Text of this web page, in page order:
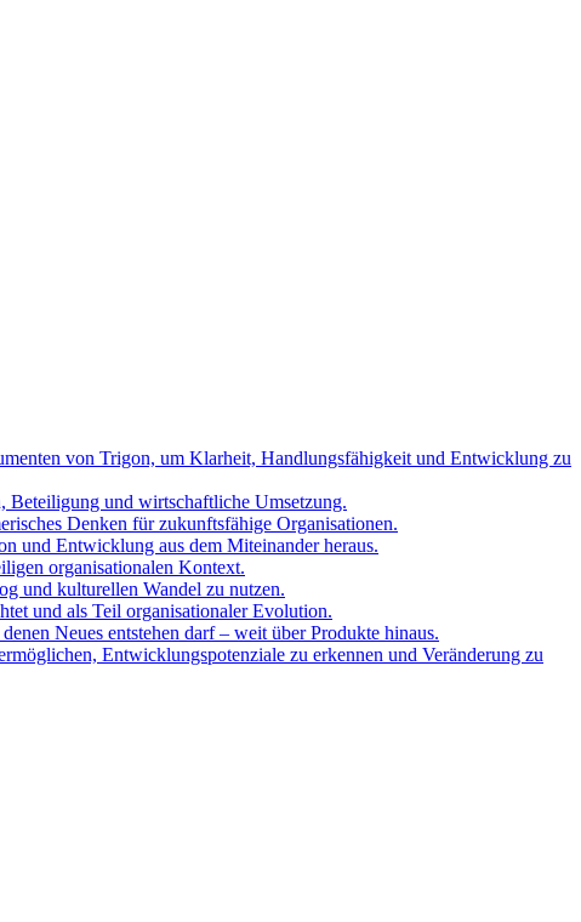
von Trigon, um Klarheit, Handlungsfähigkeit und Entwicklung zu
Beteiligung und wirtschaftliche Umsetzung.
Denken für zukunftsfähige Organisationen.
und Entwicklung aus dem Miteinander heraus.
organisationalen Kontext.
und kulturellen Wandel zu nutzen.
und als Teil organisationaler Evolution.
Neues entstehen darf – weit über Produkte hinaus.
Entwicklungspotenziale zu erkennen und Veränderung zu